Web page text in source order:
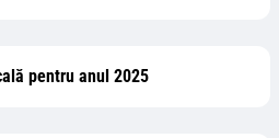
pentru anul 2025